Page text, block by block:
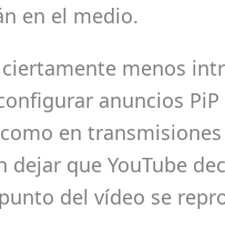
en el medio.
menos
anuncios
en transmisiones
que YouTube
del vídeo se